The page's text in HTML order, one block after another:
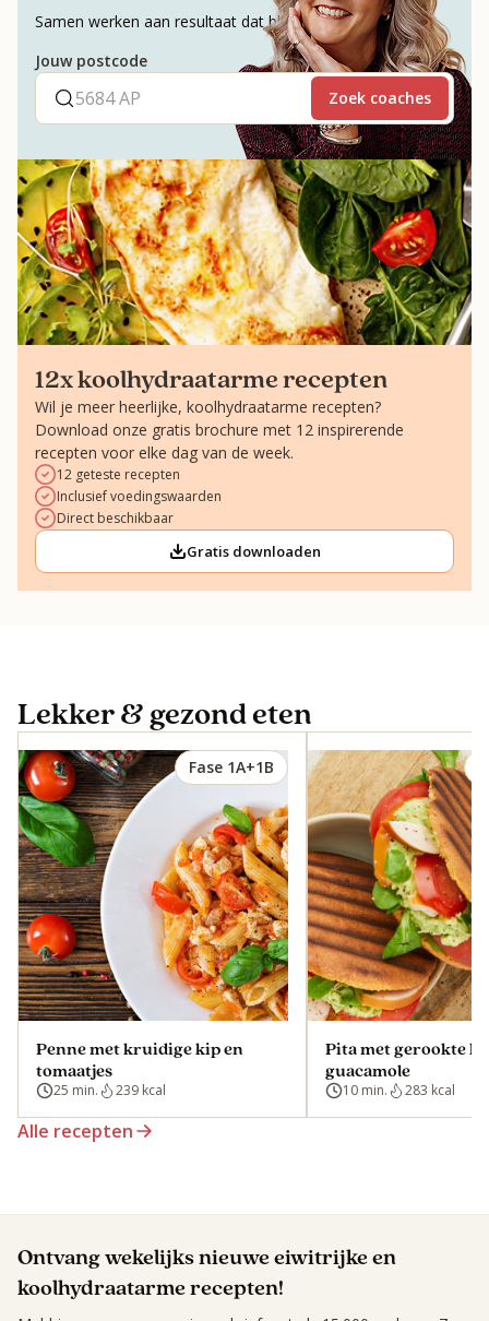
Samen werken aan resultaat dat blijft.
Jouw postcode
Zoek coaches
12x koolhydraatarme recepten
Wil je meer heerlijke, koolhydraatarme recepten?
Download onze gratis brochure met 12 inspirerende
recepten voor elke dag van de week.
12 geteste recepten
Inclusief voedingswaarden
Direct beschikbaar
Gratis downloaden
Lekker & gezond eten
Fase 1A+1B
Penne met kruidige kip en
tomaatjes
25 min. 239 kcal
Pita met gerookte
guacamole
10 min. 283 kcal
Alle recepten
Ontvang wekelijks nieuwe eiwitrijke en
koolhydraatarme recepten!